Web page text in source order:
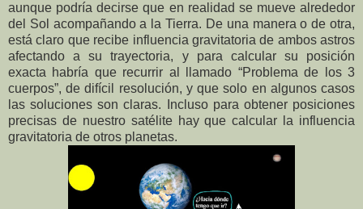
aunque podría decirse que en realidad se mueve alrededor
del Sol acompañando a la Tierra. De una manera o de otra,
está claro que recibe influencia gravitatoria de ambos astros
afectando a su trayectoria, y para calcular su posición
exacta habría que recurrir al llamado “Problema de los 3
cuerpos”, de difícil resolución, y que solo en algunos casos
las soluciones son claras. Incluso para obtener posiciones
precisas de nuestro satélite hay que calcular la influencia
gravitatoria de otros planetas.